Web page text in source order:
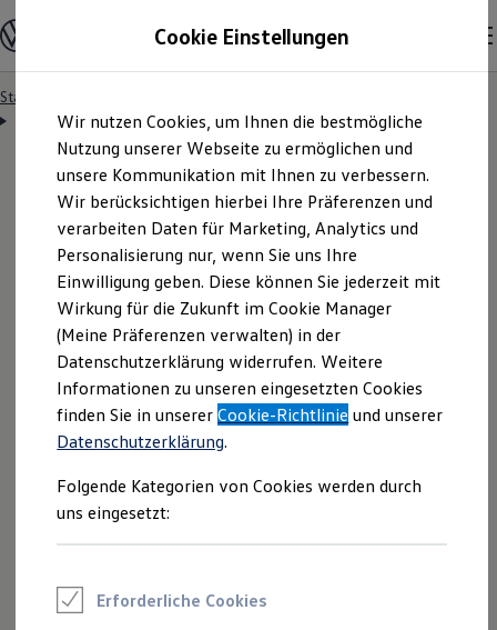
Hauptinhalt
springen
Footer
springen
Modelle & Konfigurator
Nutzfahrzeugkategorien entdecken
Modelle konfigurieren
Vorgängermodelle und Oldtimer
Vorgängermodelle
Oldtimer
Bulli Historie
Branchenlösungen & Gewerbekunden
Umbaulösungen und Hersteller finden
Auf- und Umbauten entdecken & konfigurieren
Groß- und Sonderkunden
Großkunden
Kommunen & Behörden
Journalisten
Sportvereine
Branchenlösungen
Bau & Handwerk
Gewerbliche Personenbeförderung
Service & mobile Werkstätten
Kurier, Logistik & Handel
Feuerwehr
Rettungsdienste
ONE Business ID Vorteile
Fahrzeugsuche & Marktplatz
Digitaler Marktplatz
Startseite
Servicetermin anfragen
Servicetermin bequem
online anfragen
Nutzen Sie unser Onlineformular, um schnell und
unkompliziert einen Servicetermin bei Ihrem
Volkswagen NutzfahrzeugePartner anzufragen.
Cookie Einstellungen
Wir nutzen Cookies, um Ihnen die bestmögliche
Nutzung unserer Webseite zu ermöglichen und
unsere Kommunikation mit Ihnen zu verbessern.
Wir berücksichtigen hierbei Ihre Präferenzen und
verarbeiten Daten für Marketing, Analytics und
Personalisierung nur, wenn Sie uns Ihre
Einwilligung geben. Diese können Sie jederzeit mit
Wirkung für die Zukunft im Cookie Manager
(Meine Präferenzen verwalten) in der
Datenschutzerklärung widerrufen. Weitere
Informationen zu unseren eingesetzten Cookies
finden Sie in unsererCookie-Richtlinie und unserer
Datenschutzerklärung.
Folgende Kategorien von Cookies werden durch
uns eingesetzt:
Erforderliche Cookies